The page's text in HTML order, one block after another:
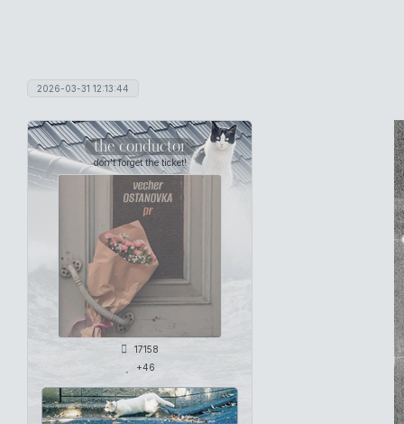
2026-03-31 12:13:44
the conductor
don't forget the ticket!
17158
+46